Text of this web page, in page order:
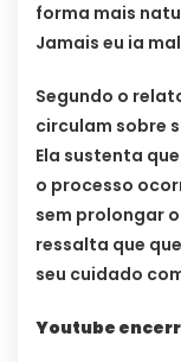
forma mais
Jamais eu ia
Segundo o
circulam sobre
Ela sustenta
o processo
sem prolongar
ressalta que
seu cuidado
Youtube